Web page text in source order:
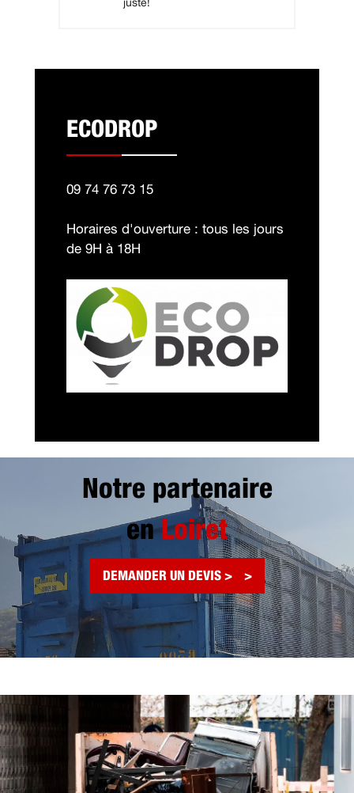
juste!
ECODROP
09 74 76 73 15
Horaires d'ouverture : tous les jours
de 9H à 18H
Notre partenaire
enLoiret
DEMANDER UN DEVIS >